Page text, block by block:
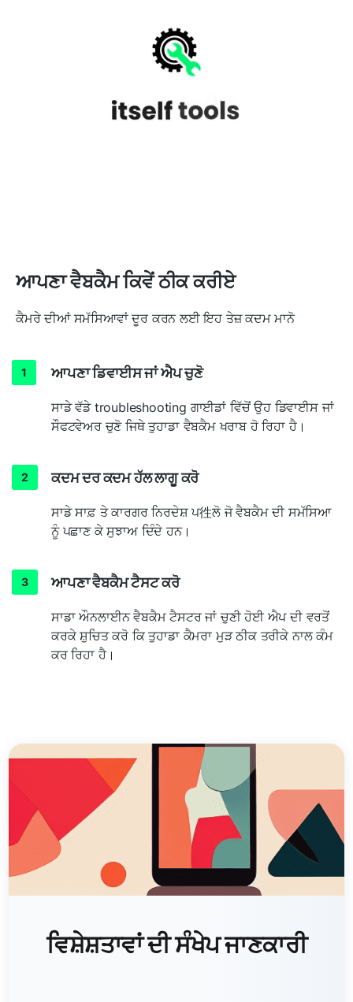
ਆਪਣਾ ਵੈਬਕੈਮ ਕਿਵੇਂ ਠੀਕ ਕਰੀਏ
ਕੈਮਰੇ ਦੀਆਂ ਸਮੱਸਿਆਵਾਂ ਦੂਰ ਕਰਨ ਲਈ ਇਹ ਤੇਜ਼ ਕਦਮ ਮਾਨੋ
ਆਪਣਾ ਡਿਵਾਈਸ ਜਾਂ ਐਪ ਚੁਣੋ
ਸਾਡੇ ਵੱਡੇ troubleshooting ਗਾਈਡਾਂ ਵਿੱਚੋਂ ਉਹ ਡਿਵਾਈਸ ਜਾਂ
ਸੌਫਟਵੇਅਰ ਚੁਣੋ ਜਿਥੇ ਤੁਹਾਡਾ ਵੈਬਕੈਮ ਖਰਾਬ ਹੋ ਰਿਹਾ ਹੈ।
ਕਦਮ ਦਰ ਕਦਮ ਹੱਲ ਲਾਗੂ ਕਰੋ
ਸਾਡੇ ਸਾਫ਼ ਤੇ ਕਾਰਗਰ ਨਿਰਦੇਸ਼ ਪ徃ਲੋ ਜੋ ਵੈਬਕੈਮ ਦੀ ਸਮੱਸਿਆ
ਨੂੰ ਪਛਾਣ ਕੇ ਸੁਝਾਅ ਦਿੰਦੇ ਹਨ।
ਆਪਣਾ ਵੈਬਕੈਮ ਟੈਸਟ ਕਰੋ
ਸਾਡਾ ਔਨਲਾਈਨ ਵੈਬਕੈਮ ਟੈਸਟਰ ਜਾਂ ਚੁਣੀ ਹੋਈ ਐਪ ਦੀ ਵਰਤੋਂ
ਕਰਕੇ ਸ਼ੁਚਿਤ ਕਰੋ ਕਿ ਤੁਹਾਡਾ ਕੈਮਰਾ ਮੁੜ ਠੀਕ ਤਰੀਕੇ ਨਾਲ ਕੰਮ
ਕਰ ਰਿਹਾ ਹੈ।
ਵਿਸ਼ੇਸ਼ਤਾਵਾਂ ਦੀ ਸੰਖੇਪ ਜਾਣਕਾਰੀ